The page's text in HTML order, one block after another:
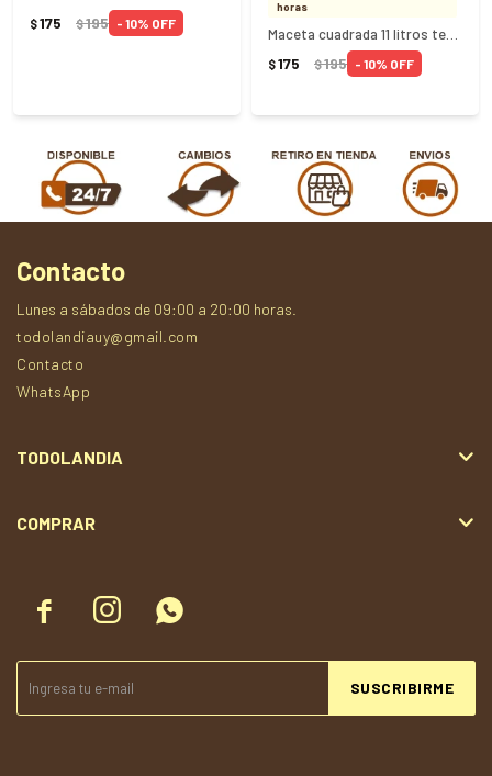
$175 $195 10
horas
$175 $195 10
  
SUSCRIBIRME
Contacto
Lunes a sábados de 09:00 a 20:00 horas.
todolandiauy@gmail.com
Contacto
WhatsApp
TODOLANDIA
COMPRAR